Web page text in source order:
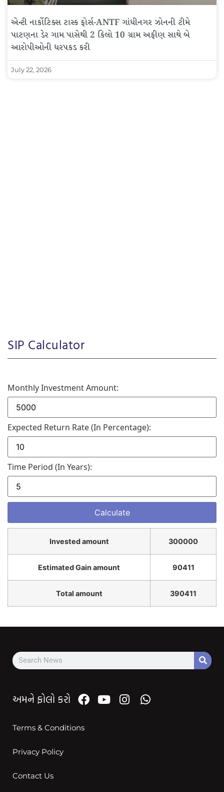
એન્ટી નાર્કોટિક્સ ટાસ્ક ફોર્સ-ANTF ગાંધીનગર ઝોનની ટીમે
પાટણના ડેર ગામ પાસેથી 2 કિલો 10 ગ્રામ અફીણ સાથે બે
આરોપીઓની ધરપકડ કરી
July 22, 2026
SIP Calculator
Monthly Investment Amount:
Expected Return Rate (in Percentage):
Time Period (in Years):
Invested amount 300000
Estimated Gain amount 90411
Total amount 390411
અમને ફોલો કરો
Terms & Conditions
Privacy Policy
Contact Us